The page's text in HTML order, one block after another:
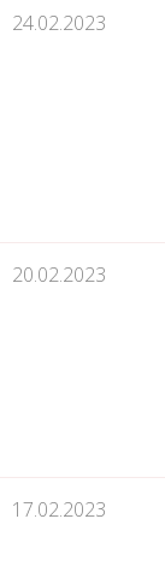
24.02.2023
20.02.2023
17.02.2023